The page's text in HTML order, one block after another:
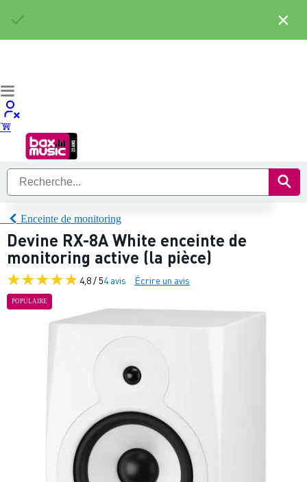
Enceinte de monitoring
Devine RX-8A White enceinte de
monitoring active (la pièce)
4,8 / 54 avis Écrire un avis
POPULAIRE
×